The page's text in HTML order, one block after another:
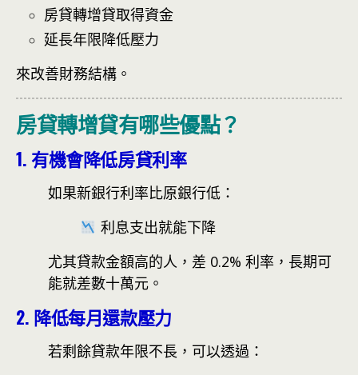
房貸轉增貸取得資金
延長年限降低壓力
來改善財務結構。
房貸轉增貸有哪些優點？
1. 有機會降低房貸利率
如果新銀行利率比原銀行低：
利息支出就能下降
尤其貸款金額高的人，差 0.2% 利率，長期可
能就差數十萬元。
2. 降低每月還款壓力
若剩餘貸款年限不長，可以透過：